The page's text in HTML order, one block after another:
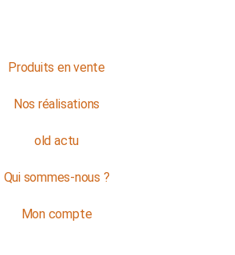
Produits en vente
Nos réalisations
old actu
Qui sommes-nous ?
Mon compte